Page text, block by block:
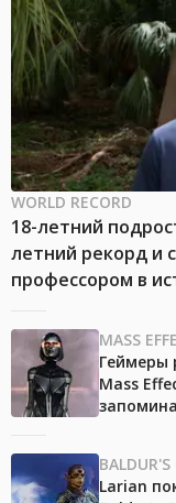
WORLD RECORD
18-летний
летний рекорд и
профессором в
MASS
Геймеры
Mass
Larian